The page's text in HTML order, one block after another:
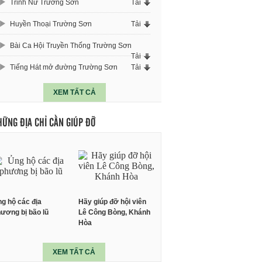
Trinh Nữ Trường Sơn Tải
Huyền Thoại Trường Sơn Tải
Bài Ca Hội Truyền Thống Trường Sơn
Tải
Tiếng Hát mở đường Trường Sơn
Tải
XEM TẤT CẢ
ĐỊA CHỈ CẦN GIÚP ĐỠ
hộ các địa
bị bão lũ
Hãy giúp đỡ hội viên
Lê Công Bòng, Khánh
Hòa
XEM TẤT CẢ